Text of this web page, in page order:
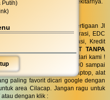
Putih)
warga Cilacap dan sekitarnya.
selatan terminal) di pertigaan Jl
SIPLAH, BMT / Koperasi, EDC
realtime terintegrasi, Kredit
CEPAT TANPA
BONUS
aksesories spesial dari kami !
! BassComp buka jam 08:00 sampai
toko komputer, ponsel, laptop, alat
paling favorit dicari google dengan
area Cilacap. Jangan ragu untuk
atau dengan klik :